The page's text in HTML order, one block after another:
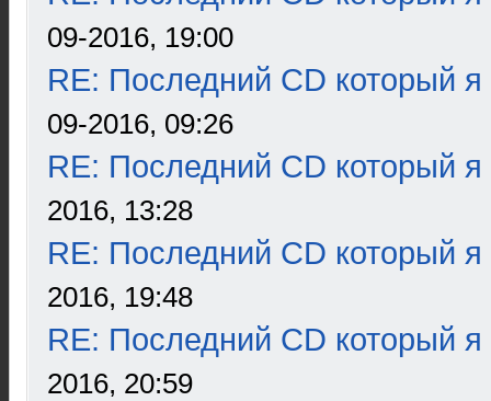
09-2016, 19:00
RE: Последний CD который я
09-2016, 09:26
RE: Последний CD который я
2016, 13:28
RE: Последний CD который я
2016, 19:48
RE: Последний CD который я
2016, 20:59